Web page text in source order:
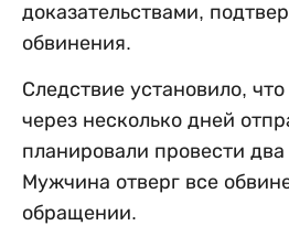
доказательствами,
обвинения.
Следствие установило,
через несколько дней
планировали провести
Мужчина отверг все
обращении.